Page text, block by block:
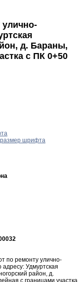
д. Бараны,
с ПК 0+50
размер шрифта
по ремонту улично-
Удмуртская
район, д.
с границами участка